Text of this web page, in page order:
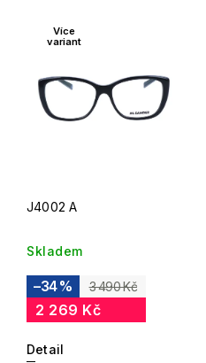
Více
variant
J4002 A
Skladem
3 490 Kč
–34 %
2 269 Kč
Detail